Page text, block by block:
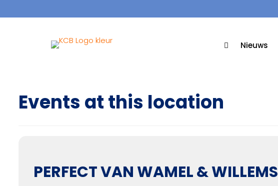
Nieuws
Events at this location
PERFECT VAN WAMEL & WILLEMS